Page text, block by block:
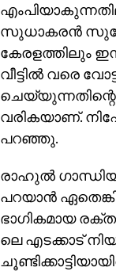
സുധാകരന്‍
കേരളത്തിലും
വീട്ടില്‍ വരെ
വരികയാണ്.
പറഞ്ഞു.
രാഹുല്‍
പറയാന്‍
ഭാഗികമായ
ലെ എടക്കാട്